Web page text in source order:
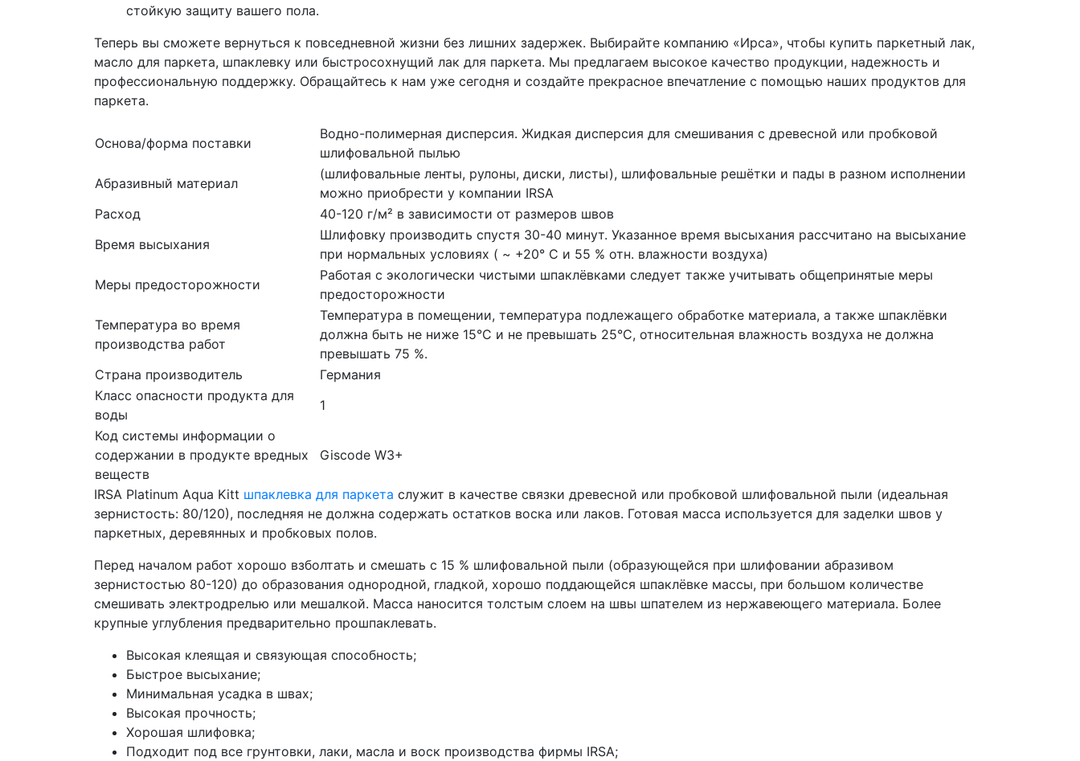
стойкую защиту вашего пола.
Теперь вы сможете вернуться к повседневной жизни без лишних задержек. Выбирайте компанию «Ирса», чтобы купить паркетный лак,
масло для паркета, шпаклевку или быстросохнущий лак для паркета. Мы предлагаем высокое качество продукции, надежность и
профессиональную поддержку. Обращайтесь к нам уже сегодня и создайте прекрасное впечатление с помощью наших продуктов для
паркета.
Основа/форма поставки
Водно-полимерная дисперсия. Жидкая дисперсия для смешивания с древесной или пробковой
шлифовальной пылью
Абразивный материал
(шлифовальные ленты, рулоны, диски, листы), шлифовальные решётки и пады в разном исполнении
можно приобрести у компании IRSA
Расход
40-120 г/м² в зависимости от размеров швов
Время высыхания
Шлифовку производить спустя 30-40 минут. Указанное время высыхания рассчитано на высыхание
при нормальных условиях ( ~ +20° С и 55 % отн. влажности воздуха)
Меры предосторожности
Работая с экологически чистыми шпаклëвками следует также учитывать общепринятые меры
предосторожности
Температура во время
производства работ
Температура в помещении, температура подлежащего обработке материала, а также шпаклёвки
должна быть не ниже 15°С и не превышать 25°C, относительная влажность воздуха не должна
превышать 75 %.
Страна производитель
Германия
Класс опасности продукта для
воды
1
Код системы информации о
содержании в продукте вредных
веществ
Giscode W3+
IRSA Platinum Aqua Kitt шпаклевка для паркета служит в качестве связки древесной или пробковой шлифовальной пыли (идеальная
зернистость: 80/120), последняя не должна содержать остатков воска или лаков. Готовая масса используется для заделки швов у
паркетных, деревянных и пробковых полов.
Перед началом работ хорошо взболтать и смешать c 15 % шлифовальной пыли (образующейся при шлифовании абразивом
зернистостью 80-120) до образования однородной, гладкой, хорошо поддающейся шпаклёвке массы, при большом количестве
смешивать электродрелью или мешалкой. Масса наносится толстым слоем на швы шпателем из нержавеющего материала. Более
крупные углубления предварительно прошпаклевать.
Высокая клеящая и связующая способность;
Быстрое высыхание;
Минимальная усадка в швах;
Высокая прочность;
Хорошая шлифовка;
Подходит под все грунтовки, лаки, масла и воск производства фирмы IRSA;